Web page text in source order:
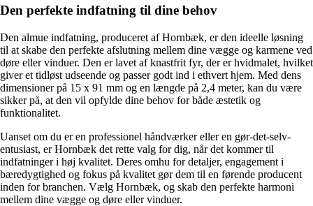
Den perfekte indfatning til dine behov
Den almue indfatning, produceret af Hornbæk, er den ideelle løsning
til at skabe den perfekte afslutning mellem dine vægge og karmene ved
døre eller vinduer. Den er lavet af knastfrit fyr, der er hvidmalet, hvilket
giver et tidløst udseende og passer godt ind i ethvert hjem. Med dens
dimensioner på 15 x 91 mm og en længde på 2,4 meter, kan du være
sikker på, at den vil opfylde dine behov for både æstetik og
funktionalitet.
Uanset om du er en professionel håndværker eller en gør-det-selv-
entusiast, er Hornbæk det rette valg for dig, når det kommer til
indfatninger i høj kvalitet. Deres omhu for detaljer, engagement i
bæredygtighed og fokus på kvalitet gør dem til en førende producent
inden for branchen. Vælg Hornbæk, og skab den perfekte harmoni
mellem dine vægge og døre eller vinduer.